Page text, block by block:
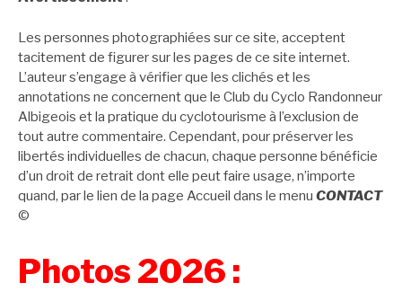
Les personnes photographiées sur ce site, acceptent
tacitement de figurer sur les pages de ce site internet.
L’auteur s’engage à vérifier que les clichés et les
annotations ne concernent que le Club du Cyclo Randonneur
Albigeois et la pratique du cyclotourisme à l’exclusion de
tout autre commentaire. Cependant, pour préserver les
libertés individuelles de chacun, chaque personne bénéficie
d’un droit de retrait dont elle peut faire usage, n’importe
quand, par le lien de la page Accueil dans le menu CONTACT
©
Photos 2026 :